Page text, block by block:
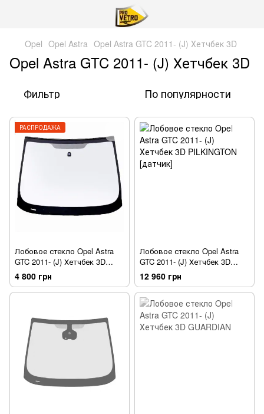
Opel Opel Astra Opel Astra GTC 2011- (J) Хетчбек 3D
Opel Astra GTC 2011- (J) Хетчбек 3D
Фильтр По популярности
РАСПРОДАЖА
Лобовое стекло Opel Astra
GTC 2011- (J) Хетчбек 3D
Sekurit
4 800 грн
Лобовое стекло Opel Astra
GTC 2011- (J) Хетчбек 3D
PILKINGTON [датчик]
12 960 грн